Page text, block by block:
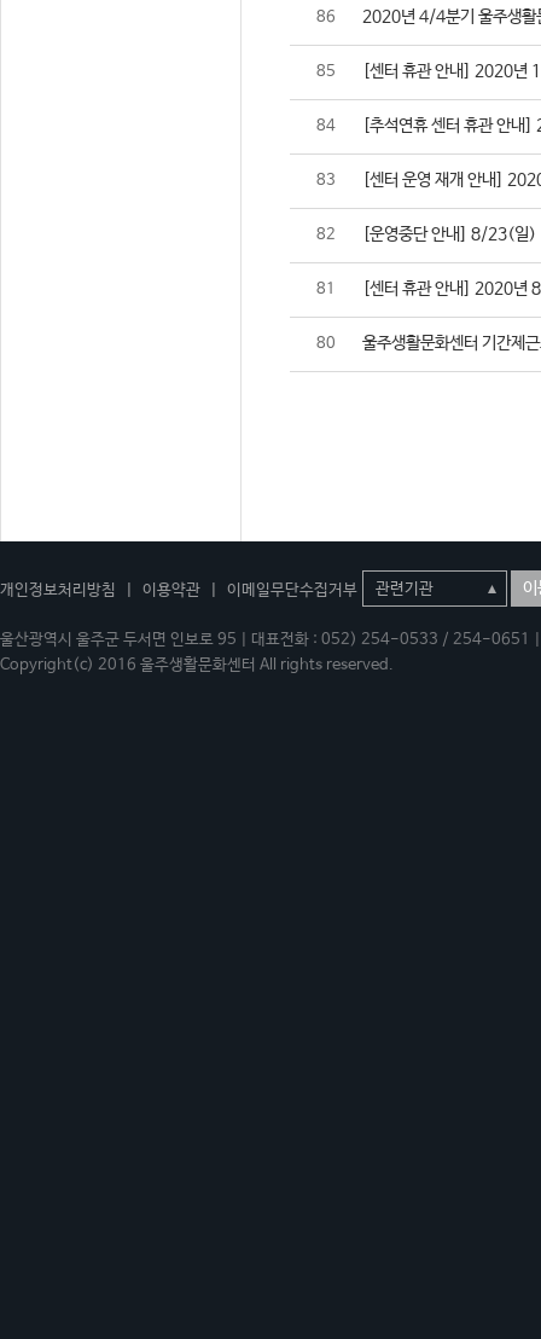
86 2020년 4/4분기 울주생활
85 [센터 휴관 안내] 2020년
84 [추석연휴 센터 휴관 안
83 [센터 운영 재개 안내]
82 [운영중단 안내] 8/23(일)
81 [센터 휴관 안내] 2020년
80 울주생활문화센터 기간제
개인정보처리방침 이용약관 이메일무단수집거부 이
울산광역시 울주군 두서면 인보로 95 | 대표전화 : 052) 254-0533 / 254-
Copyright(c) 2016 울주생활문화센터 All rights reserved.